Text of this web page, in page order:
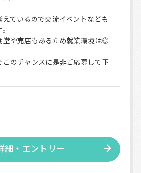
ているので交流イベントなども
堂や売店もあるため就業環境は◎
このチャンスに是非ご応募して下
細・エントリー